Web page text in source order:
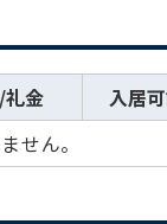
礼金 入居
せん。